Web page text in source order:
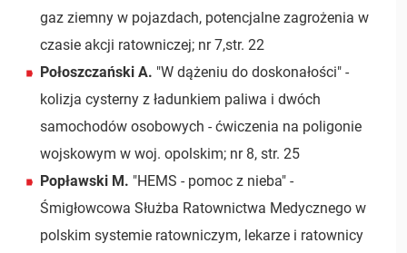
gaz ziemny w pojazdach, potencjalne zagrożenia w
czasie akcji ratowniczej; nr 7,str. 22
Połoszczański A. "W dążeniu do doskonałości" -
kolizja cysterny z ładunkiem paliwa i dwóch
samochodów osobowych - ćwiczenia na poligonie
wojskowym w woj. opolskim; nr 8, str. 25
Popławski M. "HEMS - pomoc z nieba" -
Śmigłowcowa Służba Ratownictwa Medycznego w
polskim systemie ratowniczym, lekarze i ratownicy